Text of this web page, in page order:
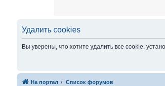
Удалить cookies
Вы уверены, что хотите удалить все cookie,
На портал Список форумов